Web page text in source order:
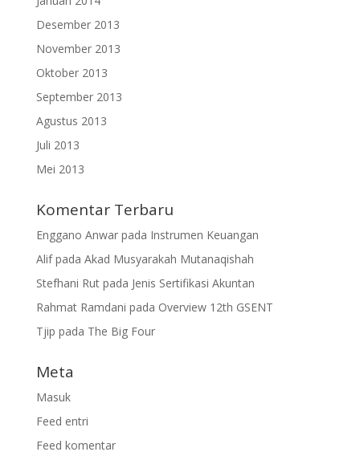
Desember 2013
November 2013
Oktober 2013
September 2013
Agustus 2013
Juli 2013
Mei 2013
Komentar Terbaru
Enggano Anwarpada Instrumen Keuangan
Alifpada Akad Musyarakah Mutanaqishah
Stefhani Rutpada Jenis Sertifikasi Akuntan
Rahmat Ramdani pada Overview 12th GSENT
Tjip pada The Big Four
Meta
Masuk
Feed entri
Feed komentar